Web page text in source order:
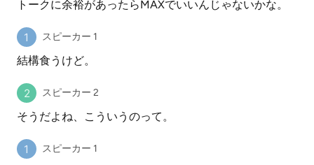
トークに余裕があったらMAXでいいんじゃないかな。
スピーカー 1
結構食うけど。
スピーカー 2
そうだよね、こういうのって。
スピーカー 1